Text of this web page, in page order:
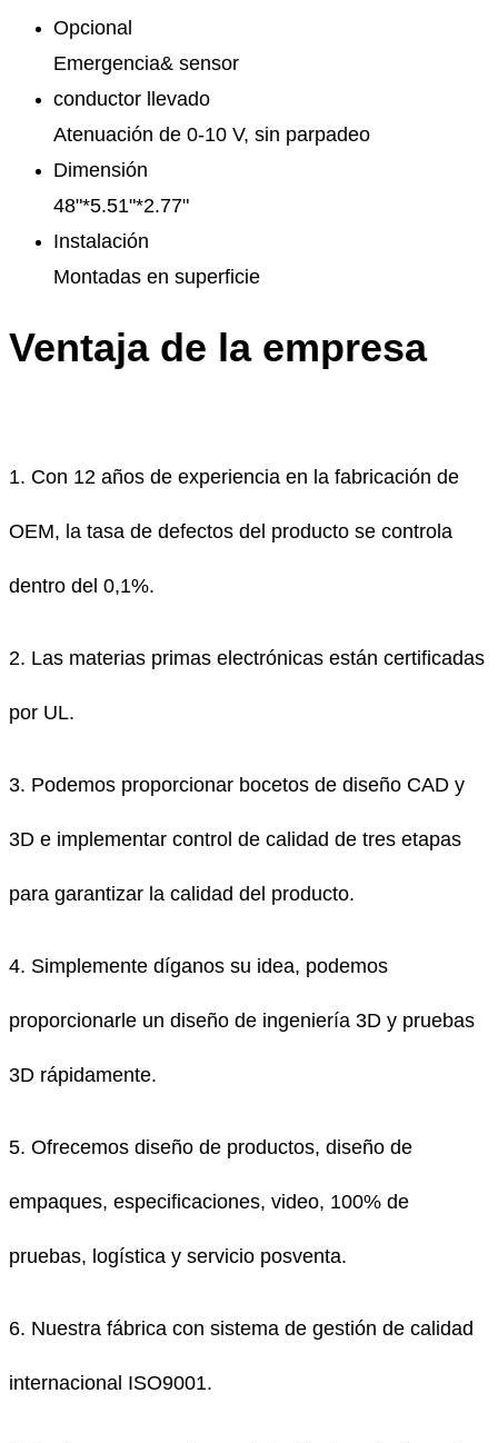
Opcional
Emergencia& sensor
conductor llevado
Atenuación de 0-10 V, sin parpadeo
Dimensión
48"*5.51"*2.77"
Instalación
Montadas en superficie
Ventaja de la empresa
1. Con 12 años de experiencia en la fabricación de
OEM, la tasa de defectos del producto se controla
dentro del 0,1%.
2. Las materias primas electrónicas están certificadas
por UL.
3. Podemos proporcionar bocetos de diseño CAD y
3D e implementar control de calidad de tres etapas
para garantizar la calidad del producto.
4. Simplemente díganos su idea, podemos
proporcionarle un diseño de ingeniería 3D y pruebas
3D rápidamente.
5. Ofrecemos diseño de productos, diseño de
empaques, especificaciones, video, 100% de
pruebas, logística y servicio posventa.
6. Nuestra fábrica con sistema de gestión de calidad
internacional ISO9001.